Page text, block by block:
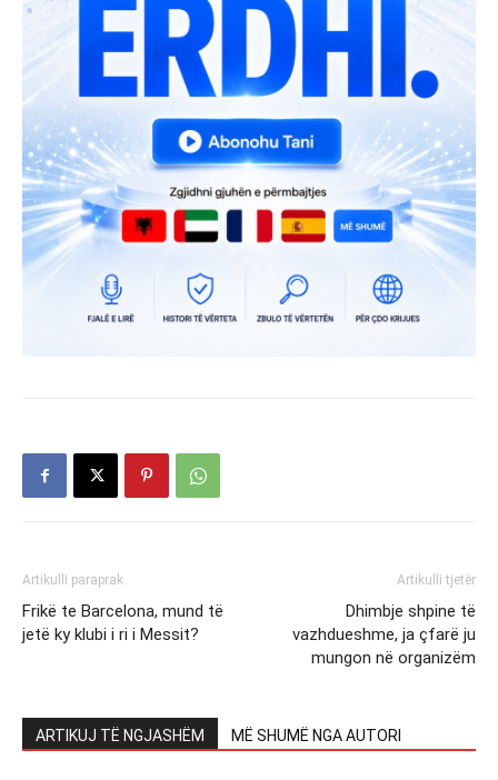
Artikulli paraprak
Frikë te Barcelona, mund të
jetë ky klubi i ri i Messit?
Artikulli tjetër
Dhimbje shpine të
vazhdueshme, ja çfarë ju
mungon në organizëm
ARTIKUJ TË NGJASHËM MË SHUMË NGA AUTORI